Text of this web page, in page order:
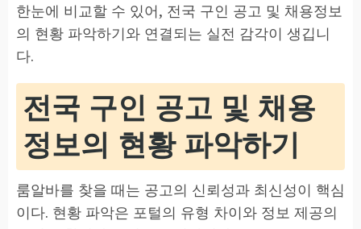
한눈에 비교할 수 있어, 전국 구인 공고 및 채용정보
의 현황 파악하기와 연결되는 실전 감각이 생깁니
다.
전국 구인 공고 및 채용
정보의 현황 파악하기
룸알바를 찾을 때는 공고의 신뢰성과 최신성이 핵심
이다. 현황 파악은 포털의 유형 차이와 정보 제공의